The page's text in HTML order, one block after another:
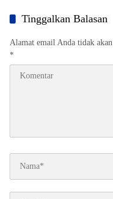
Tinggalkan Balasan
Alamat email Anda tidak
*